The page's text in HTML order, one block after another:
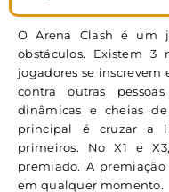
O Arena Clash é um
obstáculos. Existem 3
jogadores se inscrevem
contra outras
dinâmicas e cheias
principal é cruzar a
primeiros. No X1 e
premiado. A
em qualquer momento.